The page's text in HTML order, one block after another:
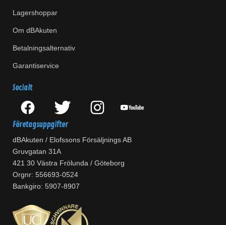
Lagershoppar
Om dBAkuten
Betalningsalternativ
Garantiservice
Socialt
Företagsuppgifter
dBAkuten / Elofssons Försäljnings AB
Gruvgatan 31A
421 30 Västra Frölunda / Göteborg
Orgnr: 556693-0524
Bankgiro: 5907-8907